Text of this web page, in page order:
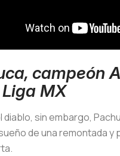
campeón
MX
diablo, sin embargo,
de una remontada y